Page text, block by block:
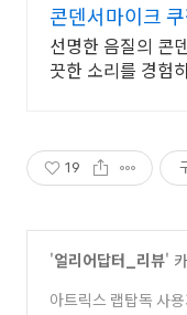
콘덴서마이크
선명한 음질의 콘
끗한 소리를 경험
19
'얼리어답터_리뷰'
아트릭스 랩탑독 사